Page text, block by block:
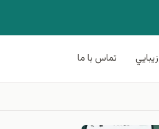
تماس با ما